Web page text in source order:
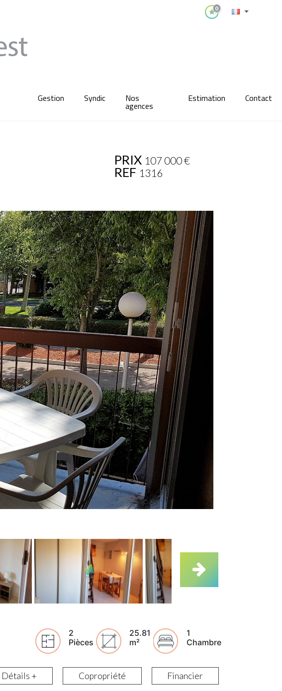
0
Gestion Syndic Nos
agences
Estimation Contact
PRIX 107 000€
REF 1316
2
Pièces
25.81
m²
1
Chambre
Détails + Copropriété Financier